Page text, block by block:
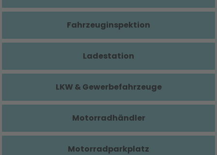
Fahrzeuginspektion
Ladestation
LKW & Gewerbefahrzeuge
Motorradhändler
Motorradparkplatz